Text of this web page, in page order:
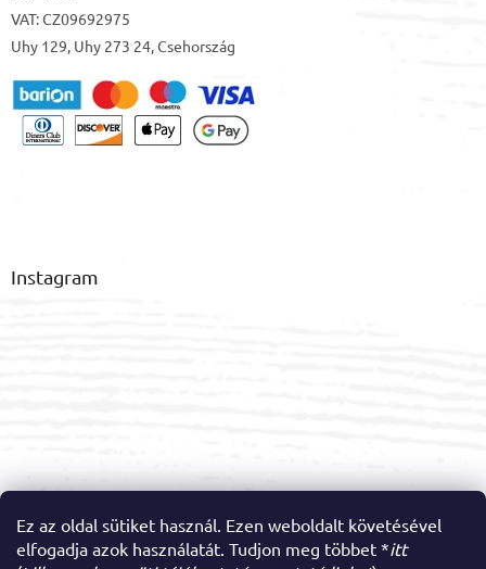
Ez az oldal sütiket használ. Ezen weboldalt követésével
elfogadja azok használatát. Tudjon meg többet *itt
VAT: CZ09692975
Uhy 129, Uhy 273 24, Csehország
Instagram
Kövessen minket az Instagramon